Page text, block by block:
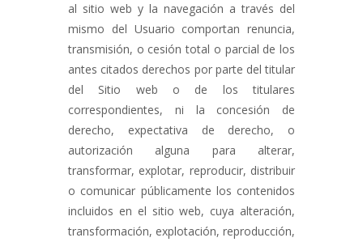
al sitio web y la navegación a través del
mismo del Usuario comportan renuncia,
transmisión, o cesión total o parcial de los
antes citados derechos por parte del titular
del Sitio web o de los titulares
correspondientes, ni la concesión de
derecho, expectativa de derecho, o
autorización alguna para alterar,
transformar, explotar, reproducir, distribuir
o comunicar públicamente los contenidos
incluidos en el sitio web, cuya alteración,
transformación, explotación, reproducción,